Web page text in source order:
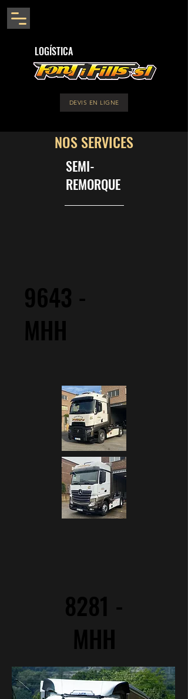
LOGÍSTICA
DEVIS EN LIGNE
NOS SERVICES
SEMI-
REMORQUE
9643 -
MHH
8281 -
MHH